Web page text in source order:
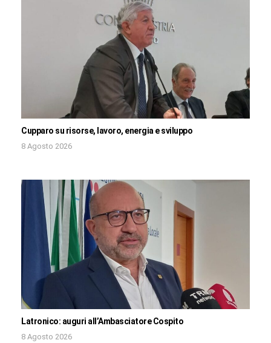
Cupparo su risorse, lavoro, energia e sviluppo
8 Agosto 2026
Latronico: auguri all’Ambasciatore Cospito
8 Agosto 2026